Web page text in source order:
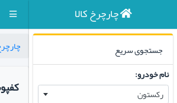
چارچرخ کالا
جستجوی سریع
نام خودرو:
رکستون